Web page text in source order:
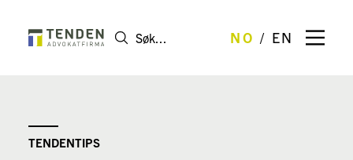
NO EN
TENDENTIPS